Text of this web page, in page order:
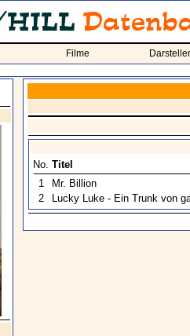
Filme Darsteller
No. Titel
1
Mr. Billion
2
Lucky Luke - Ein Trunk von